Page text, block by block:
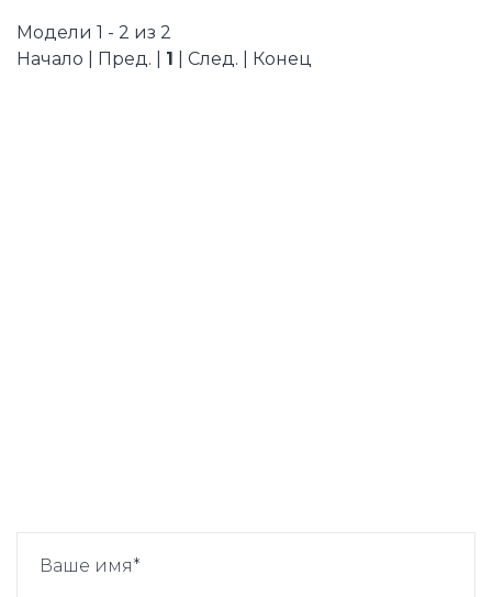
Модели 1 - 2 из 2
Начало | Пред. | 1 | След. | Конец